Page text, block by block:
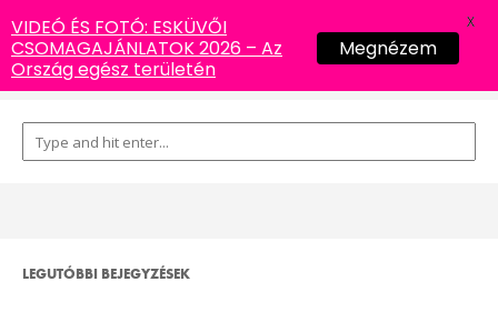
LEGUTÓBBI BEJEGYZÉSEK
VIDEÓ ÉS FOTÓ: ESKÜVŐI
CSOMAGAJÁNLATOK 2026 – Az
Ország egész területén
Megnézem
X